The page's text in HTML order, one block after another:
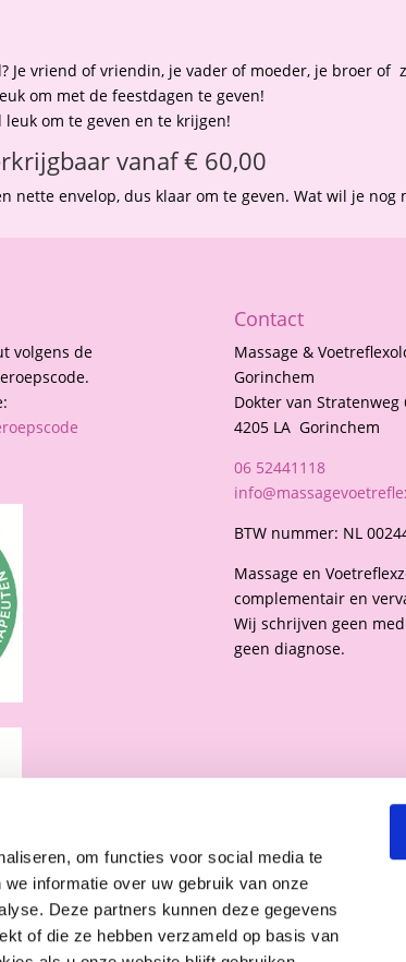
om functies voor social media te
informatie over uw gebruik van onze
Deze partners kunnen deze gegevens
of die ze hebben verzameld op basis van
Om de beste ervaringen te bieden,
informatie over je apparaat op te slaan
deze technologieën kunnen wij
verwerken. Als je geen toestemming
nadelige invloed hebben op bepaalde
Je vriend of vriendin, je vader of moeder, je broer of
om met de feestdagen te geven!
om te geven en te krijgen!
vanaf € 60,00
nette envelop, dus klaar om te geven. Wat wil je nog
volgens de
Contact
Massage &
Gorinchem
Dokter van Stratenweg
4205 LA Gorinchem
06 52441118
BTW nummer: NL
Massage en
complementair en
Wij schrijven geen
geen diagnose.